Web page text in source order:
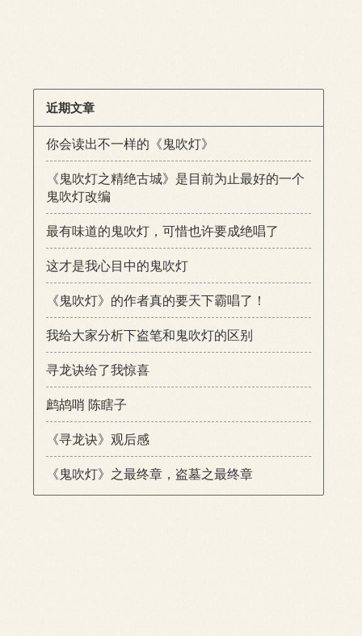
近期文章
你会读出不一样的《鬼吹灯》
《鬼吹灯之精绝古城》是目前为止最好的一个
鬼吹灯改编
最有味道的鬼吹灯，可惜也许要成绝唱了
这才是我心目中的鬼吹灯
《鬼吹灯》的作者真的要天下霸唱了！
我给大家分析下盗笔和鬼吹灯的区别
寻龙诀给了我惊喜
鹧鸪哨 陈瞎子
《寻龙诀》观后感
《鬼吹灯》之最终章，盗墓之最终章